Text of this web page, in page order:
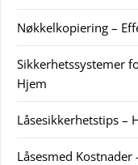
Nøkkelkopiering –
Sikkerhetssystemer
Hjem
Låsesikkerhetstips –
Låsesmed Kostnader